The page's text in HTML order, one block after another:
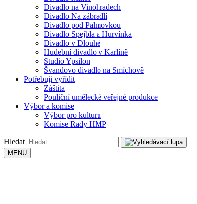
Divadlo na Vinohradech
Divadlo Na zábradlí
Divadlo pod Palmovkou
Divadlo Spejbla a Hurvínka
Divadlo v Dlouhé
Hudební divadlo v Karlíně
Studio Ypsilon
Švandovo divadlo na Smíchově
Potřebuji vyřídit
Záštita
Pouliční umělecké veřejné produkce
Výbor a komise
Výbor pro kulturu
Komise Rady HMP
Hledat
MENU